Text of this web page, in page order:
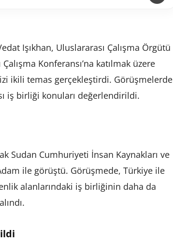
Işıkhan, Uluslararası Çalışma Örgütü
Konferansı’na katılmak üzere
ikili temas gerçekleştirdi. Görüşmelerde
iş birliği konuları değerlendirildi.
Sudan Cumhuriyeti İnsan Kaynakları ve
ile görüştü. Görüşmede, Türkiye ile
alanlarındaki iş birliğinin daha da